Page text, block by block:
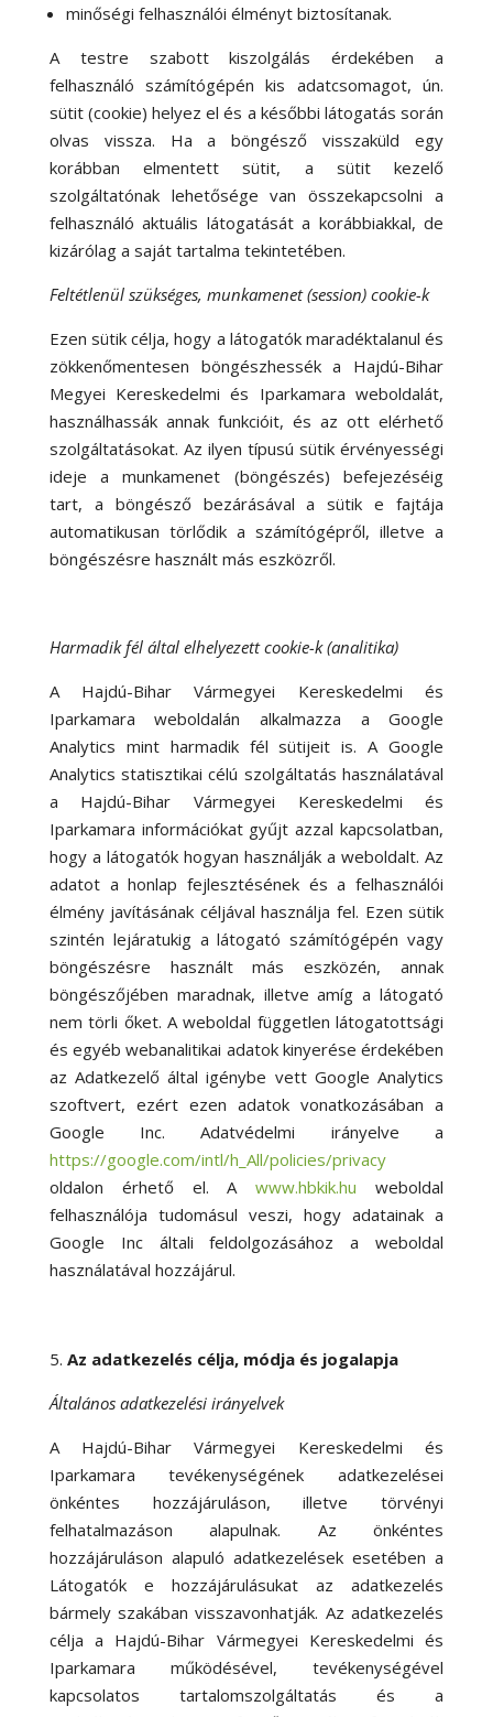
minőségi felhasználói élményt biztosítanak.
A testre szabott kiszolgálás érdekében a
felhasználó számítógépén kis adatcsomagot, ún.
sütit (cookie) helyez el és a későbbi látogatás során
olvas vissza. Ha a böngésző visszaküld egy
korábban elmentett sütit, a sütit kezelő
szolgáltatónak lehetősége van összekapcsolni a
felhasználó aktuális látogatását a korábbiakkal, de
kizárólag a saját tartalma tekintetében.
Feltétlenül szükséges, munkamenet (session) cookie-k
Ezen sütik célja, hogy a látogatók maradéktalanul és
zökkenőmentesen böngészhessék a Hajdú-Bihar
Megyei Kereskedelmi és Iparkamara weboldalát,
használhassák annak funkcióit, és az ott elérhető
szolgáltatásokat. Az ilyen típusú sütik érvényességi
ideje a munkamenet (böngészés) befejezéséig
tart, a böngésző bezárásával a sütik e fajtája
automatikusan törlődik a számítógépről, illetve a
böngészésre használt más eszközről.
Harmadik fél által elhelyezett cookie-k (analitika)
A Hajdú-Bihar Vármegyei Kereskedelmi és
Iparkamara weboldalán alkalmazza a Google
Analytics mint harmadik fél sütijeit is. A Google
Analytics statisztikai célú szolgáltatás használatával
a Hajdú-Bihar Vármegyei Kereskedelmi és
Iparkamara információkat gyűjt azzal kapcsolatban,
hogy a látogatók hogyan használják a weboldalt. Az
adatot a honlap fejlesztésének és a felhasználói
élmény javításának céljával használja fel. Ezen sütik
szintén lejáratukig a látogató számítógépén vagy
böngészésre használt más eszközén, annak
böngészőjében maradnak, illetve amíg a látogató
nem törli őket. A weboldal független látogatottsági
és egyéb webanalitikai adatok kinyerése érdekében
az Adatkezelő által igénybe vett Google Analytics
szoftvert, ezért ezen adatok vonatkozásában a
Google Inc. Adatvédelmi irányelve a
https://google.com/intl/h_All/policies/privacy
oldalon érhető el. Awww.hbkik.hu weboldal
felhasználója tudomásul veszi, hogy adatainak a
Google Inc általi feldolgozásához a weboldal
használatával hozzájárul.
Az adatkezelés célja, módja és jogalapja
Általános adatkezelési irányelvek
A Hajdú-Bihar Vármegyei Kereskedelmi és
Iparkamara tevékenységének adatkezelései
önkéntes hozzájáruláson, illetve törvényi
felhatalmazáson alapulnak. Az önkéntes
hozzájáruláson alapuló adatkezelések esetében a
Látogatók e hozzájárulásukat az adatkezelés
bármely szakában visszavonhatják. Az adatkezelés
célja a Hajdú-Bihar Vármegyei Kereskedelmi és
Iparkamara működésével, tevékenységével
kapcsolatos tartalomszolgáltatás és a